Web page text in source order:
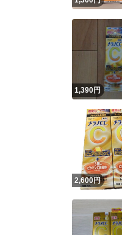
1,390円
2,600円